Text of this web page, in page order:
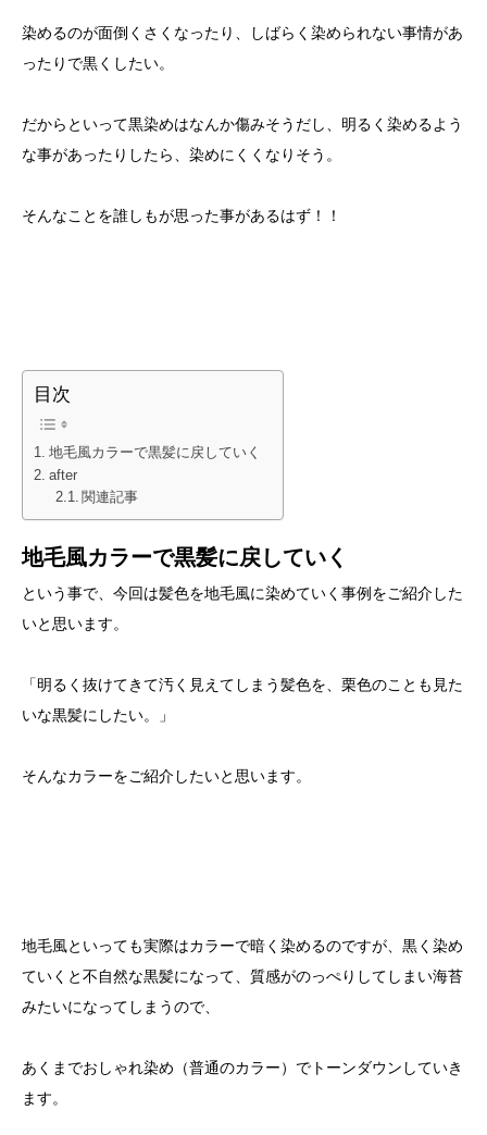
染めるのが面倒くさくなったり、しばらく染められない事情があ
ったりで黒くしたい。
だからといって黒染めはなんか傷みそうだし、明るく染めるよう
な事があったりしたら、染めにくくなりそう。
そんなことを誰しもが思った事があるはず！！
目次
地毛風カラーで黒髪に戻していく
after
関連記事
地毛風カラーで黒髪に戻していく
という事で、今回は髪色を地毛風に染めていく事例をご紹介した
いと思います。
「明るく抜けてきて汚く見えてしまう髪色を、栗色のことも見た
いな黒髪にしたい。」
そんなカラーをご紹介したいと思います。
地毛風といっても実際はカラーで暗く染めるのですが、黒く染め
ていくと不自然な黒髪になって、質感がのっぺりしてしまい海苔
みたいになってしまうので、
あくまでおしゃれ染め（普通のカラー）でトーンダウンしていき
ます。